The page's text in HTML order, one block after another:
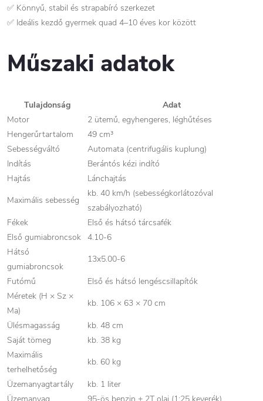
✅ Könnyű, stabil és strapabíró szerkezet
✅ Ideális kezdő gyermek quad 4–10 éves kor között
Műszaki adatok
Tulajdonság
Adat
Motor
2 ütemű, egyhengeres, léghűtéses
Hengerűrtartalom
49 cm³
Sebességváltó
Automata (centrifugális kuplung)
Indítás
Berántós kézi indító
Hajtás
Lánchajtás
Maximális sebesség
kb. 40 km/h (sebességkorlátozóval
szabályozható)
Fékek
Első és hátsó tárcsafék
Első gumiabroncsok 4.10-6
Hátsó
gumiabroncsok
13x5.00-6
Futómű
Első és hátsó lengéscsillapítók
Méretek (H × Sz ×
Ma)
kb. 106 × 63 × 70 cm
Ülésmagasság
kb. 48 cm
Saját tömeg
kb. 38 kg
Maximális
terhelhetőség
kb. 60 kg
Üzemanyagtartály
kb. 1 liter